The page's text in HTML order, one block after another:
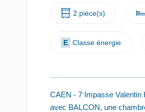
2 pièce(s)
E Classe énergie
CAEN - 7 Impasse Valentin
avec BALCON, une